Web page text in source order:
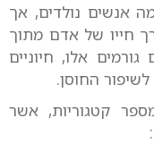
אנשים נולדים, אך
חייו של אדם מתוך
אלו, חיוניים
החוסן.
קטגוריות, אשר